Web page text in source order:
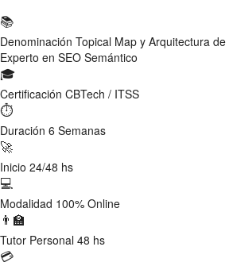
📚
Denominación Topical Map y Arquitectura
Experto en SEO Semántico
🎓
Certificación CBTech / ITSS
⏱
Duración 6 Semanas
🚀
Inicio 24/48 hs
💻
Modalidad 100% Online
👨‍🏫
Tutor Personal 48 hs
💳